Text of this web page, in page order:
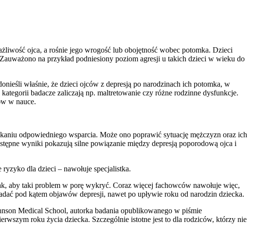
ojca, a rośnie jego wrogość lub obojętność wobec potomka. Dzieci
na przykład podniesiony poziom agresji u takich dzieci w wieku do
właśnie, że dzieci ojców z depresją po narodzinach ich potomka, w
badacze zaliczają np. maltretowanie czy różne rodzinne dysfunkcje.
w nauce.
odpowiedniego wsparcia. Może ono poprawić sytuację mężczyzn oraz ich
wyniki pokazują silne powiązanie między depresją poporodową ojca i
dla dzieci – nawołuje specjalistka.
aby taki problem w porę wykryć. Coraz więcej fachowców nawołuje więc,
pod kątem objawów depresji, nawet po upływie roku od narodzin dziecka.
Medical School, autorka badania opublikowanego w piśmie
roku życia dziecka. Szczególnie istotne jest to dla rodziców, którzy nie